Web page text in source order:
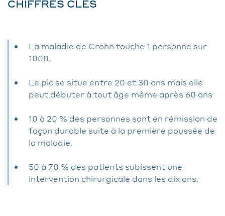
CHIFFRES CLES
La maladie de Crohn touche 1 personne sur
1000.
Le pic se situe entre 20 et 30 ans mais elle
peut débuter à tout âge même après 60 ans
10 à 20 % des personnes sont en rémission de
façon durable suite à la première poussée de
la maladie.
50 à 70 % des patients subissent une
intervention chirurgicale dans les dix ans.